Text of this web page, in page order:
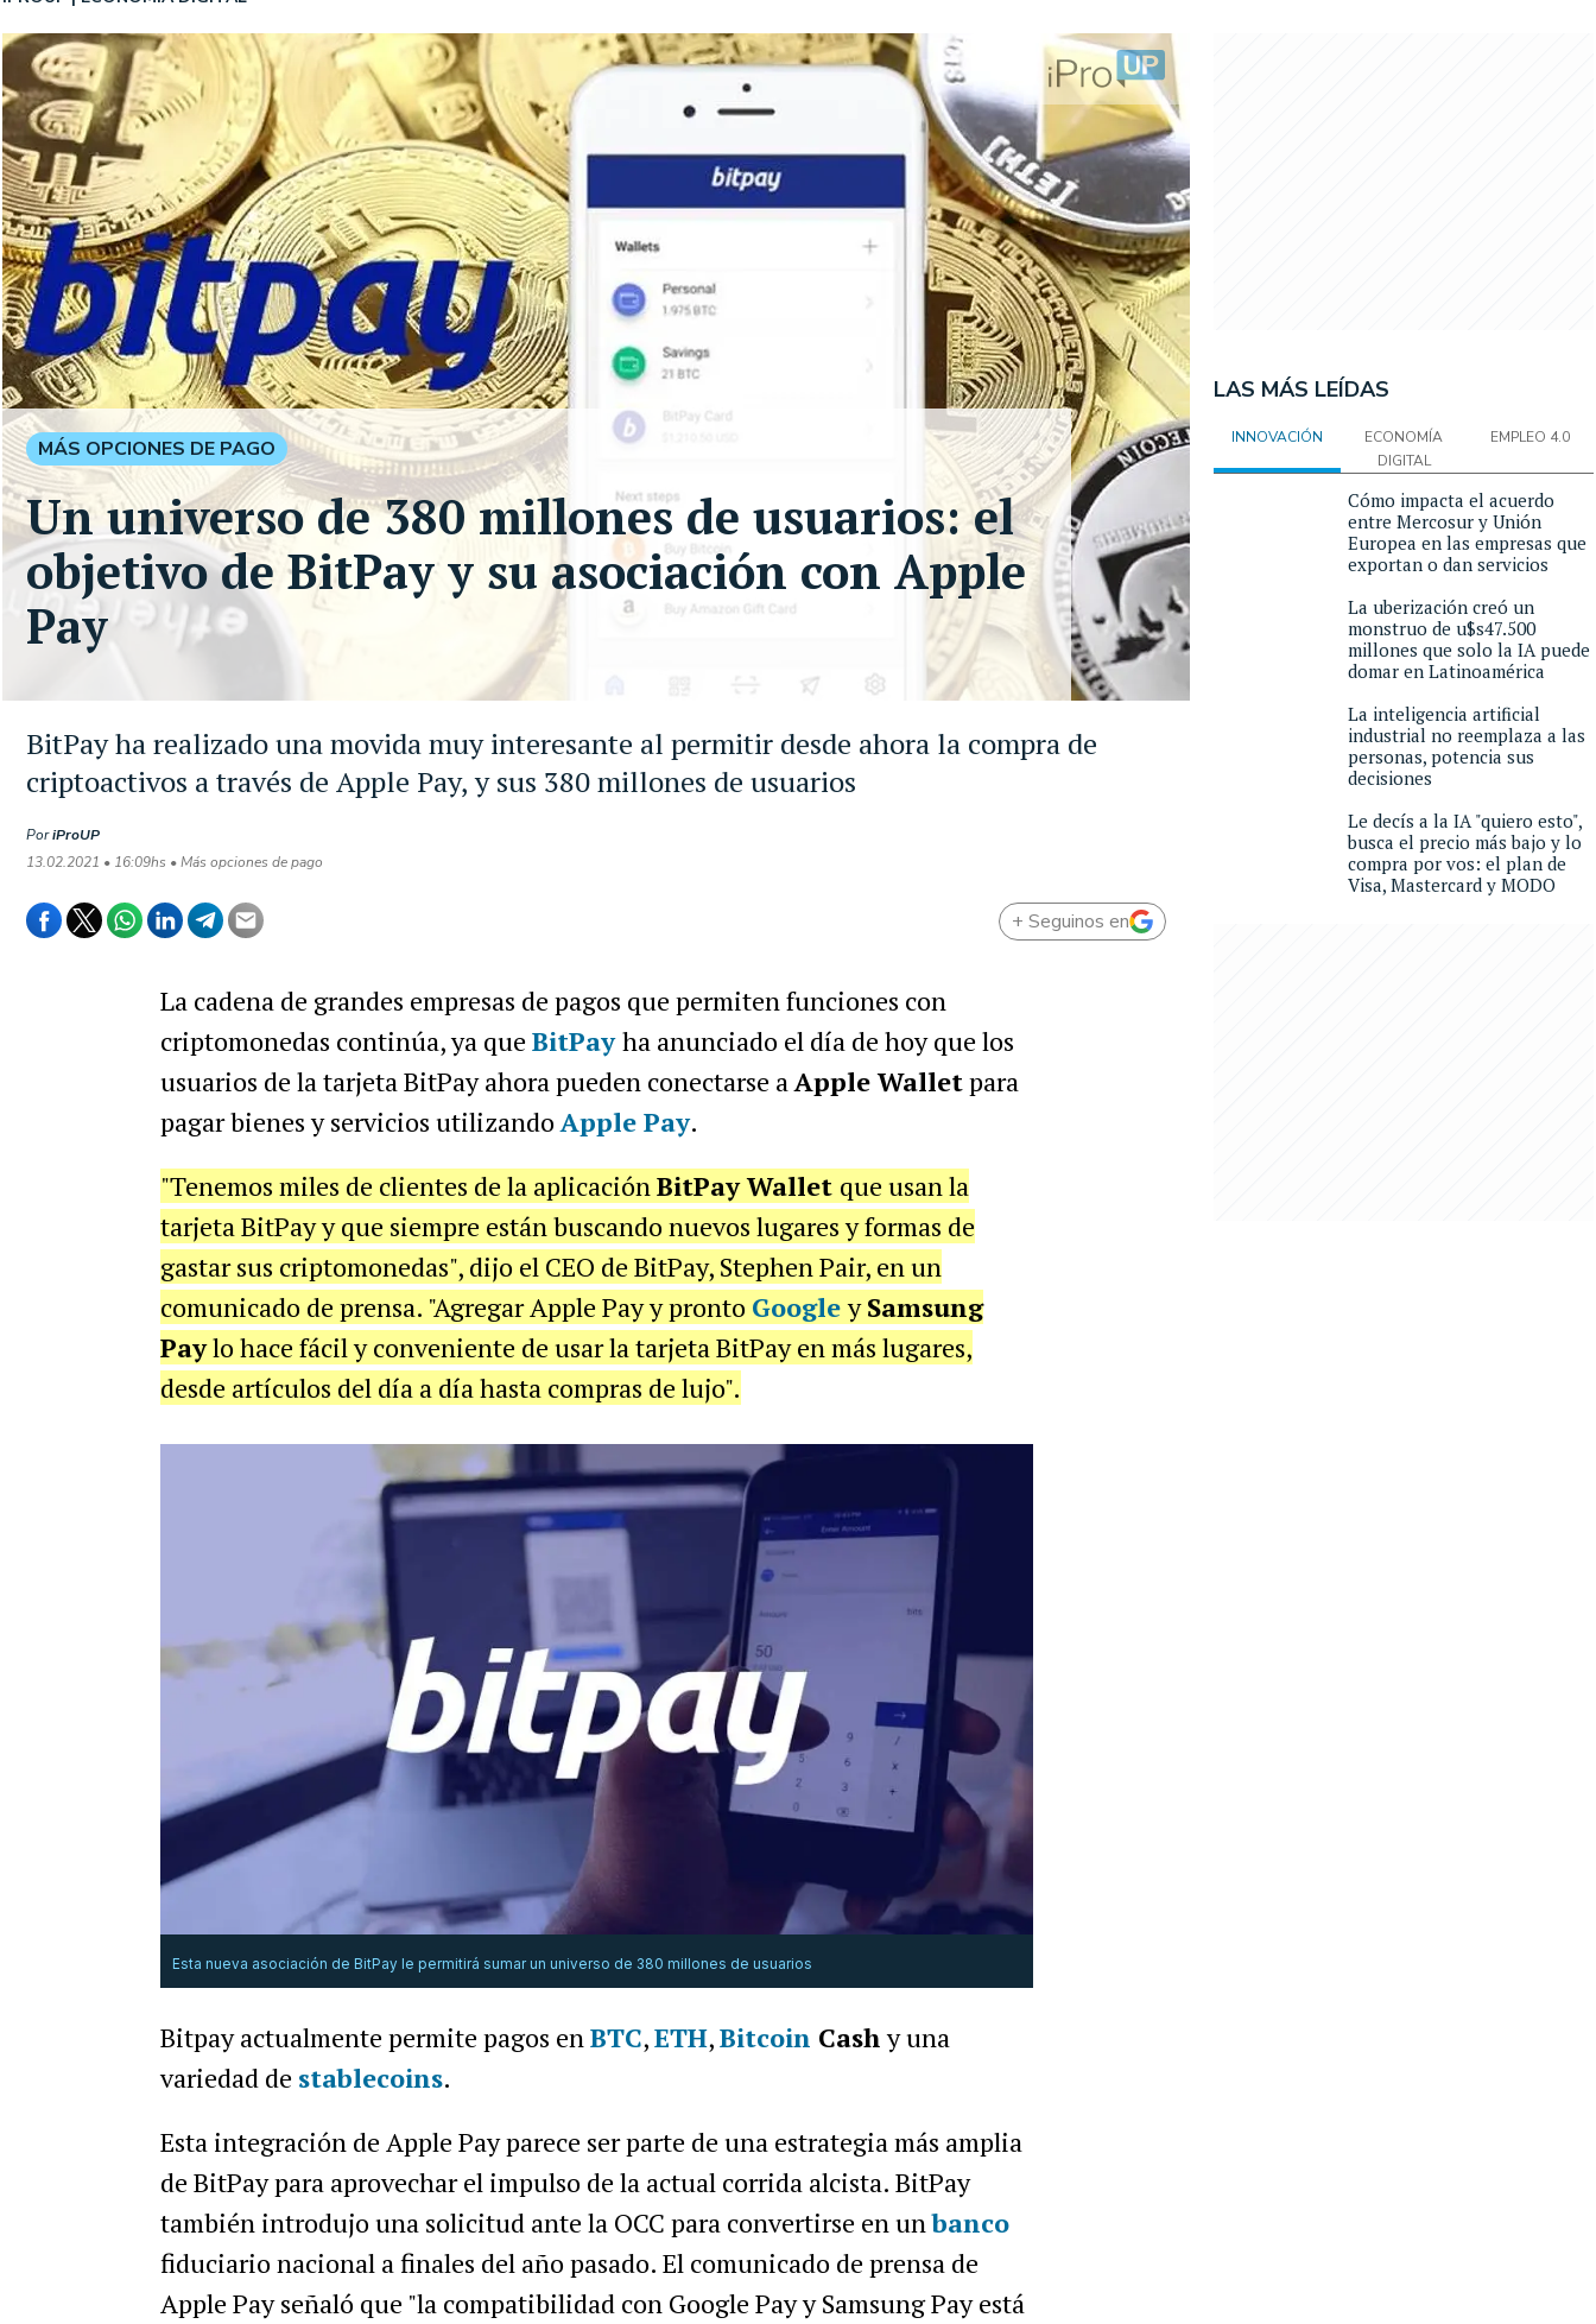
BitPay ha realizado una movida muy interesante al permitir desde ahora la compra de
criptoactivos a través de Apple Pay, y sus 380 millones de usuarios
PoriProUP
13.02.2021 • 16:09hs • Más opciones de pago
MÁS OPCIONES DE PAGO
Un universo de 380 millones de usuarios: el
objetivo de BitPay y su asociación con Apple
Pay
+ Seguinos en
La cadena de grandes empresas de pagos que permiten funciones con
criptomonedas continúa, ya que BitPayha anunciado el día de hoy que los
usuarios de la tarjeta BitPay ahora pueden conectarse aApple Walletpara
pagar bienes y servicios utilizandoApple Pay.
"Tenemos miles de clientes de la aplicaciónBitPay Wallet que usan la
tarjeta BitPay y que siempre están buscando nuevos lugares y formas de
gastar sus criptomonedas", dijo el CEO de BitPay, Stephen Pair, en un
comunicado de prensa. "Agregar Apple Pay y pronto GoogleySamsung
Paylo hace fácil y conveniente de usar la tarjeta BitPay en más lugares,
desde artículos del día a día hasta compras de lujo".
Esta nueva asociación de BitPay le permitirá sumar un universo de 380 millones de usuarios
Bitpay actualmente permite pagos enBTC,ETH,Bitcoin Cashy una
variedad de stablecoins.
Esta integración de Apple Pay parece ser parte de una estrategia más amplia
de BitPay para aprovechar el impulso de la actual corrida alcista. BitPay
también introdujo una solicitud ante la OCC para convertirse en unbanco
fiduciario nacional a finales del año pasado. El comunicado de prensa de
Apple Pay señaló que "la compatibilidad con Google Pay y Samsung Pay está
LAS MÁS LEÍDAS
INNOVACIÓN
ECONOMÍA
DIGITAL
EMPLEO 4.0
Cómo impacta el acuerdo
entre Mercosur y Unión
Europea en las empresas que
exportan o dan servicios
La uberización creó un
monstruo de u$s47.500
millones que solo la IA puede
domar en Latinoamérica
La inteligencia artificial
industrial no reemplaza a las
personas, potencia sus
decisiones
Le decís a la IA "quiero esto",
busca el precio más bajo y lo
compra por vos: el plan de
Visa, Mastercard y MODO